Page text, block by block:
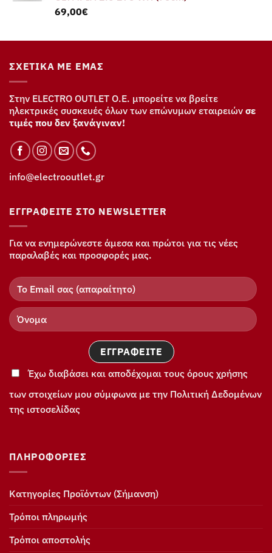
69,00€
ΣΧΕΤΙΚΆ ΜΕ ΕΜΆΣ
Στην ELECTRO OUTLET Ο.Ε. μπορείτε να βρείτε
ηλεκτρικές συσκευές όλων των επώνυμων εταιρειών σε
τιμές που δεν ξανάγιναν!
info@electrooutlet.gr
ΕΓΓΡΑΦΕΊΤΕ ΣΤΟ NEWSLETTER
Για να ενημερώνεστε άμεσα και πρώτοι για τις νέες
παραλαβές και προσφορές μας.
Έχω διαβάσει και αποδέχομαι τους όρους χρήσης
των στοιχείων μου σύμφωνα με την Πολιτική Δεδομένων
της ιστοσελίδας
ΠΛΗΡΟΦΟΡΊΕΣ
Κατηγορίες Προϊόντων (Σήμανση)
Τρόποι πληρωμής
Τρόποι αποστολής